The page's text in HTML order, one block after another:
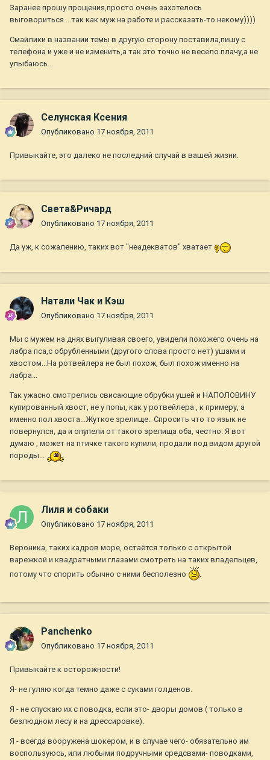
Заранее прошу прощения,просто очень захотелось
выговориться....так как муж на работе и рассказать-то некому))))
Смайлики в названии темы в другую сторону поставила,пишу с
телефона и уже и не изменить,а так это точно не весело.плачу,а не
улыбаюсь...
Селунская Ксения
Опубликовано 17 ноября, 2011
Привыкайте, это далеко не последний случай в вашей жизни.
Света&Ричард
Опубликовано 17 ноября, 2011
Да уж, к сожалению, таких вот "неадекватов" хватает
Натали Чак и Кэш
Опубликовано 17 ноября, 2011
Мы с мужем на днях выгуливая своего, увидели похожего очень на
лабра пса,с обрубленными (другого слова просто нет) ушами и
хвостом...На ротвейлера не был похож, был похож именно на
лабра...
Так ужасно смотрелись свисающие обрубки ушей и НАПОЛОВИНУ
купированный хвост, не у попы, как у ротвейлера , к примеру, а
именно пол хвоста...Жуткое зрелище.. Спросить что то язык не
повернулся, да и опупели от такого зрелища оба, честно. Я вот
думаю , может на птичке такого купили, продали под видом другой
породы...
Лиля и собаки
Опубликовано 17 ноября, 2011
Вероника, таких кадров море, остаётся только с открытой
варежкой и квадратными глазами смотреть на таких владельцев,
потому что спорить обычно с ними бесполезно
Panchenko
Опубликовано 17 ноября, 2011
Привыкайте к осторожности!
Я- не гуляю когда темно даже с суками голденов.
Я - не спускаю их с поводка, если это- дворы домов ( только в
безлюдном лесу и на дрессировке).
Я - всегда вооружена шокером, и в случае чего- обязательно им
воспользуюсь, или любыми подручными средсвами- поводками,